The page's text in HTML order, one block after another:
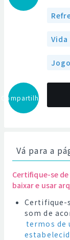
Jogo
Compartilhar
Vá para a
Certifique-se
baixar e usar
Certifique-
som de
termos de